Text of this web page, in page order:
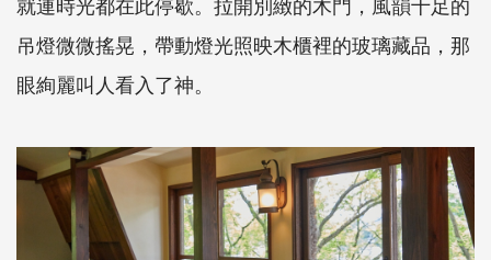
吊燈微微搖晃，帶動燈光照映木櫃裡的玻璃藏品，那
眼絢麗叫人看入了神。